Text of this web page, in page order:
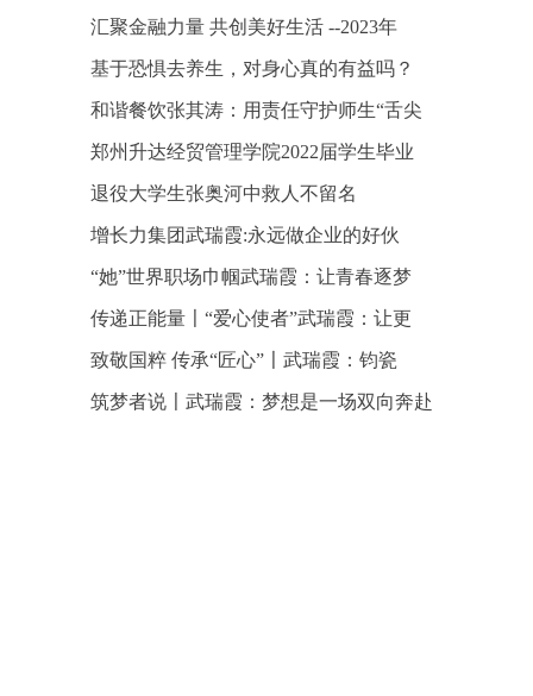
汇聚金融力量 共创美好生活 --2023年
基于恐惧去养生，对身心真的有益吗？
和谐餐饮张其涛：用责任守护师生“舌尖
郑州升达经贸管理学院2022届学生毕业
退役大学生张奥河中救人不留名
增长力集团武瑞霞:永远做企业的好伙
“她”世界职场巾帼武瑞霞：让青春逐梦
传递正能量〡“爱心使者”武瑞霞：让更
致敬国粹 传承“匠心”〡武瑞霞：钧瓷
筑梦者说〡武瑞霞：梦想是一场双向奔赴